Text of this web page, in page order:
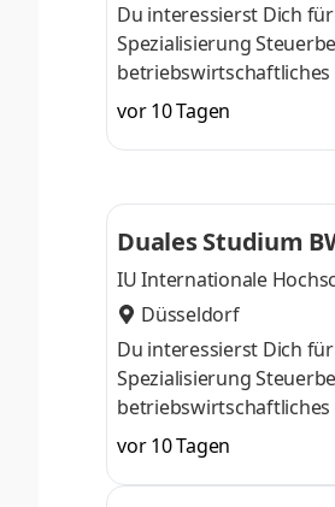
Du interessierst Dich
Spezialisierung
betriebswirtschaftliches
Oktober starten – direkt
Unternehmen in
startenDu absolvierst
Study Guides und
vor 10 Tagen
Duales Studium
IU Internationale
Düsseldorf
Du interessierst Dich
Spezialisierung
betriebswirtschaftliches
Oktober starten – direkt
Unternehmen in
startenDu absolvierst
vor 10 Tagen